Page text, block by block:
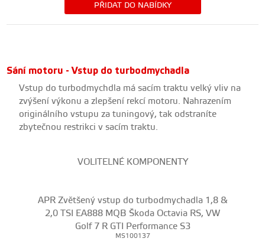
PŘIDAT DO NABÍDKY
Sání motoru - Vstup do turbodmychadla
Vstup do turbodmychdla má sacím traktu velký vliv na
zvýšení výkonu a zlepšení rekcí motoru. Nahrazením
originálního vstupu za tuningový, tak odstraníte
zbytečnou restrikci v sacím traktu.
VOLITELNÉ KOMPONENTY
APR Zvětšený vstup do turbodmychadla 1,8 &
2,0 TSI EA888 MQB Škoda Octavia RS, VW
Golf 7 R GTI Performance S3
MS100137